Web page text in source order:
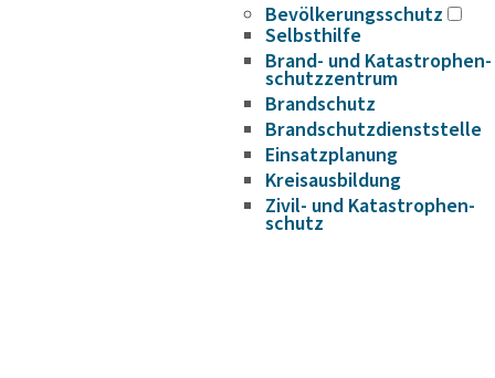
Bevöl­ke­rungs­schutz
Selbst­hilfe
Brand- und Kata­s­tro­­phen­­
schutz­­zen­trum
Brand­schutz
Brand­schutz­dienst­stelle
Einsatz­pla­nung
Kreis­aus­­bil­­dung
Zivil- und Kata­s­tro­­phen­­
schutz